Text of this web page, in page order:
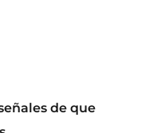
de que